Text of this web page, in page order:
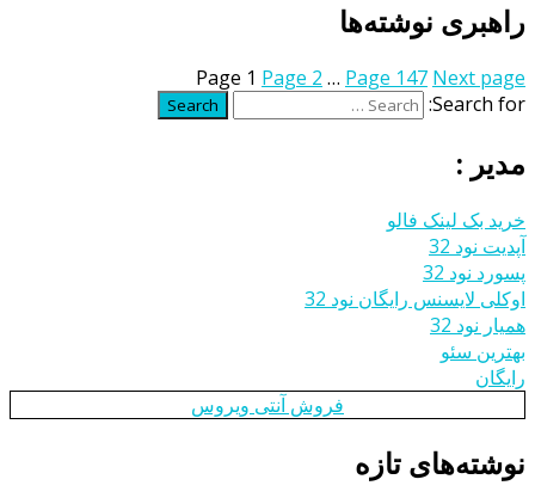
راهبری نوشته‌ها
Page 1 Page 2 … Page 147 Next page
Search for:
Search
مدیر :
خرید بک لینک فالو
آپدیت نود 32
پسورد نود 32
اوکلی لایسنس رایگان نود 32
همیار نود 32
بهترین سئو
رایگان
فروش آنتی ویروس
نوشته‌های تازه